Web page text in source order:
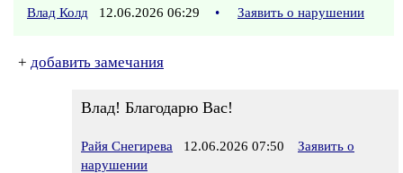
Влад Колд 12.06.2026 06:29 • Заявить о нарушении
+ добавить замечания
Влад! Благодарю Вас!
Райя Снегирева 12.06.2026 07:50
Заявить о
нарушении